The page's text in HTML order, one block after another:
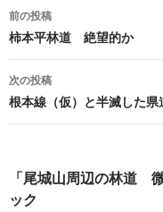
投
稿
ナ
ビ
ゲ
ー
シ
前の投稿
柿本平林道 絶望的か
次の投稿
根本線（仮）と半滅した県
「尾城山周辺の林道
ック